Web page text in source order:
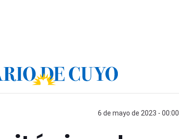
6 de mayo de 2023 - 00:00